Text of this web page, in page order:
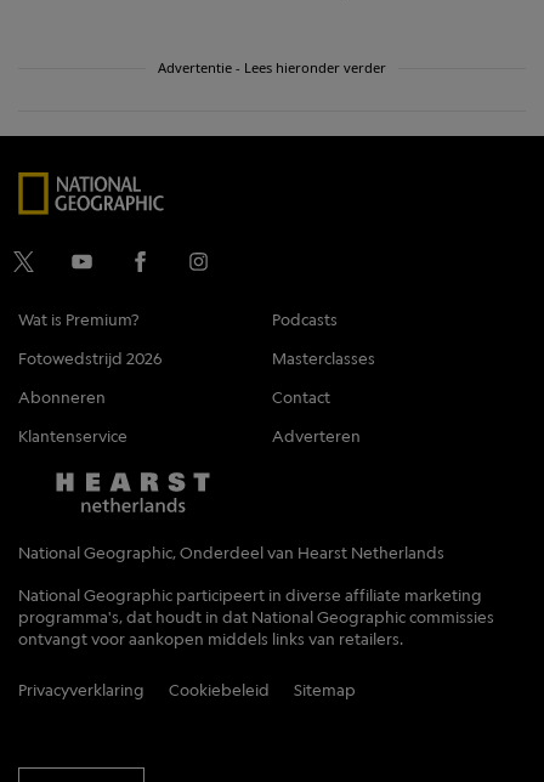
Advertentie - Lees hieronder verder
Wat is Premium?
Podcasts
Fotowedstrijd 2026
Masterclasses
Abonneren
Contact
Klantenservice
Adverteren
National Geographic, Onderdeel van Hearst Netherlands
National Geographic participeert in diverse affiliate marketing
programma's, dat houdt in dat National Geographic commissies
ontvangt voor aankopen middels links van retailers.
Privacyverklaring Cookiebeleid Sitemap